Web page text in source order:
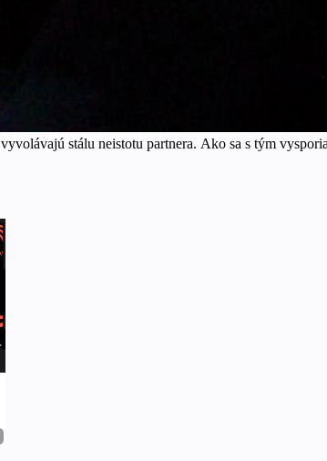
stálu neistotu partnera. Ako sa s tým